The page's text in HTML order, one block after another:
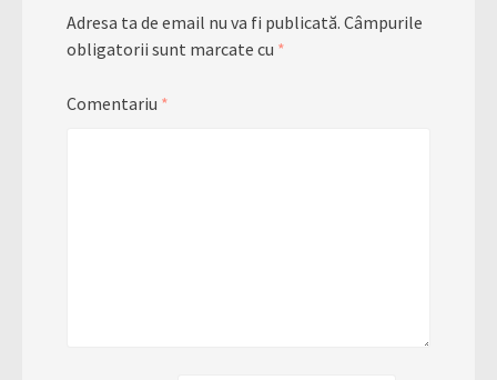
Adresa ta de email nu va fi publicată. Câmpurile
obligatorii sunt marcate cu *
Comentariu *